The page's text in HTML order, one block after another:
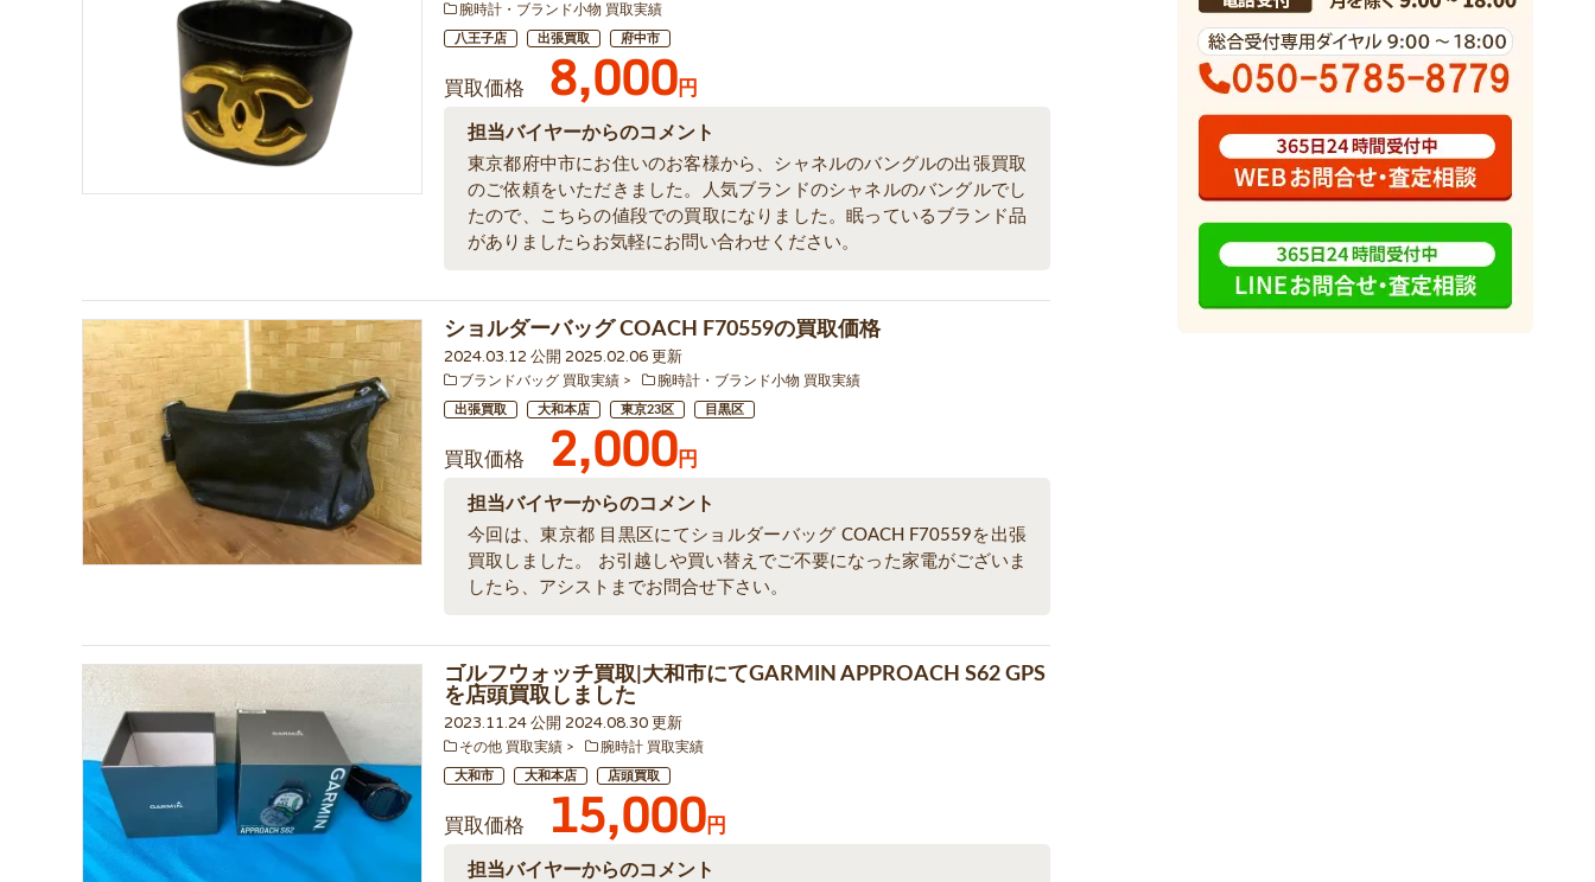
腕時計・ブランド小物 買取実績
八王子店 出張買取 府中市
買取価格 8,000円
担当バイヤーからのコメント
東京都府中市にお住いのお客様から、シャネルのバングルの出張買取
のご依頼をいただきました。人気ブランドのシャネルのバングルでし
たので、こちらの値段での買取になりました。眠っているブランド品
がありましたらお気軽にお問い合わせください。
ショルダーバッグ COACH F70559の買取価格
2024.03.12 公開 2025.02.06 更新
ブランドバッグ 買取実績 腕時計・ブランド小物 買取実績
出張買取 大和本店 東京23区 目黒区
買取価格 2,000円
担当バイヤーからのコメント
今回は、東京都 目黒区にてショルダーバッグ COACH F70559を出張
買取しました。 お引越しや買い替えでご不要になった家電がございま
したら、アシストまでお問合せ下さい。
ゴルフウォッチ買取|大和市にてGARMIN APPROACH S62 GPS
を店頭買取しました
2023.11.24 公開 2024.08.30 更新
その他 買取実績 腕時計 買取実績
大和市 大和本店 店頭買取
買取価格 15,000円
担当バイヤーからのコメント